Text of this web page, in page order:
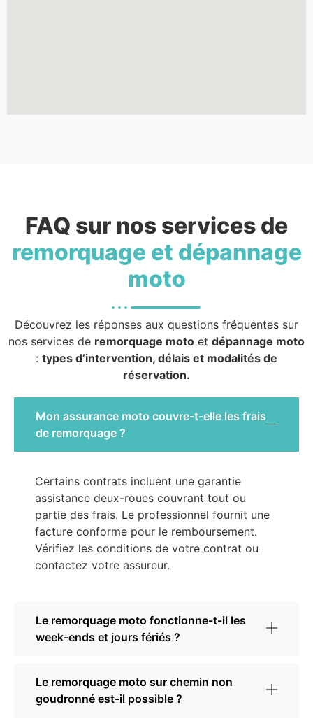
FAQ sur nos services de
remorquage et dépannage
moto
Découvrez les réponses aux questions fréquentes sur
nos services de remorquage moto et dépannage moto
: types d’intervention, délais et modalités de
réservation.
Mon assurance moto couvre-t-elle les frais
de remorquage ?
Certains contrats incluent une garantie
assistance deux-roues couvrant tout ou
partie des frais. Le professionnel fournit une
facture conforme pour le remboursement.
Vérifiez les conditions de votre contrat ou
contactez votre assureur.
Le remorquage moto fonctionne-t-il les
week-ends et jours fériés ?
Le remorquage moto sur chemin non
goudronné est-il possible ?